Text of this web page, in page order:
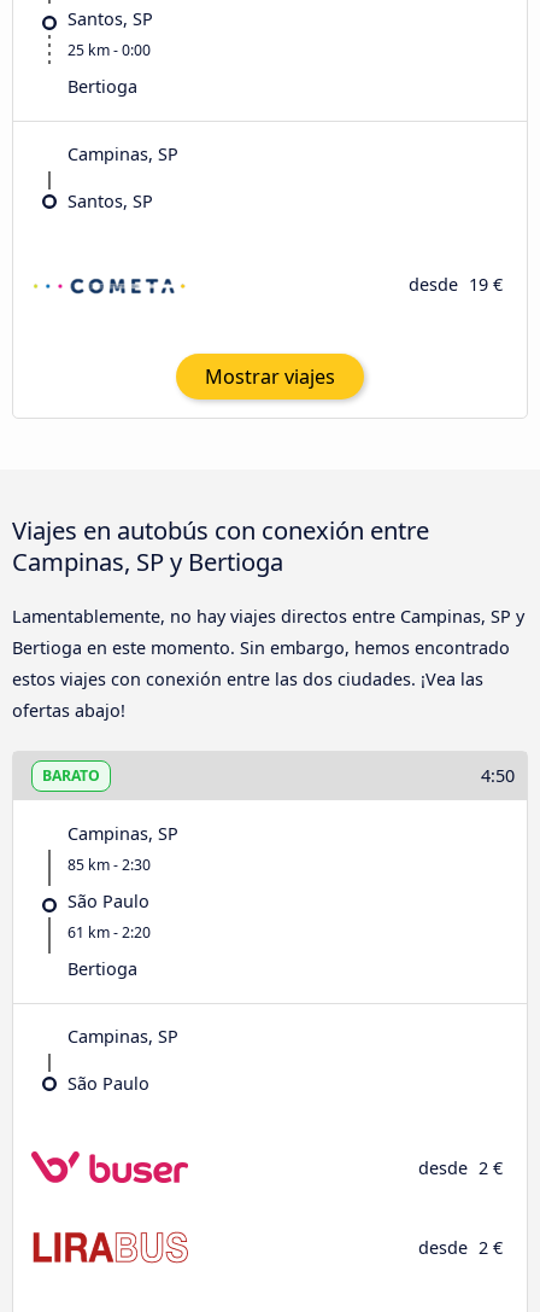
Santos, SP
25 km - 0:00
Bertioga
Campinas, SP
Santos, SP
desde 19 €
Mostrar viajes
Viajes en autobús con conexión entre
Campinas, SP y Bertioga
Lamentablemente, no hay viajes directos entre Campinas, SP y
Bertioga en este momento. Sin embargo, hemos encontrado
estos viajes con conexión entre las dos ciudades. ¡Vea las
ofertas abajo!
BARATO 4:50
Campinas, SP
85 km - 2:30
São Paulo
61 km - 2:20
Bertioga
Campinas, SP
São Paulo
desde 2 €
desde 2 €